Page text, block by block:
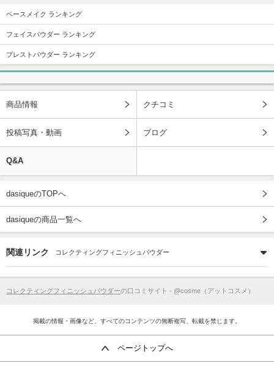
ベースメイク ランキング
フェイスパウダー ランキング
プレストパウダー ランキング
商品情報 クチコミ
投稿写真・動画 ブログ
Q&A
dasiqueのTOPへ
dasiqueの商品一覧へ
関連リンク コレクティングフィニッシュパウダー
コレクティングフィニッシュパウダーの口コミサイト - @cosme（アットコスメ）
掲載の情報・画像など、すべてのコンテンツの無断複写、転載を禁じます。
ページトップへ